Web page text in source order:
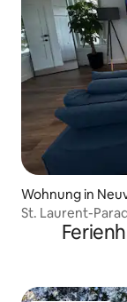
Wohnung in
St. Laurent-